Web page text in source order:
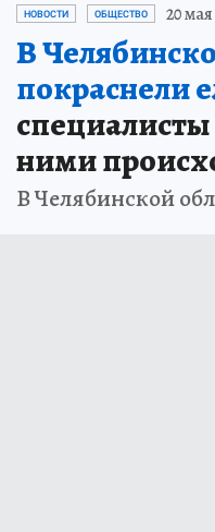
НОВОСТИ ОБЩЕСТВО 20 мая
В
покраснели
специалисты
ними
В Челябинской